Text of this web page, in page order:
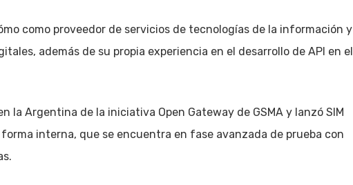
como proveedor de servicios de tecnologías de la información y
además de su propia experiencia en el desarrollo de API en el
la Argentina de la iniciativa Open Gateway de GSMA y lanzó SIM
forma interna, que se encuentra en fase avanzada de prueba con